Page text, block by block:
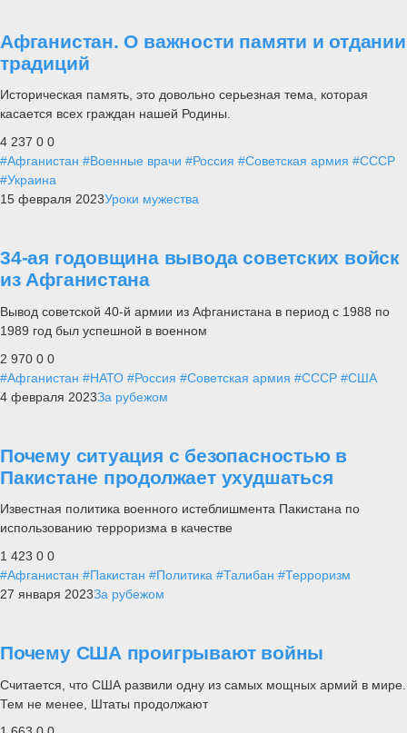
Афганистан. О важности памяти и отдании
традиций
Историческая память, это довольно серьезная тема, которая
касается всех граждан нашей Родины.
4 237 0 0
#Афганистан #Военные врачи #Россия #Советская армия #СССР
#Украина
15 февраля 2023Уроки мужества
34-ая годовщина вывода советских войск
из Афганистана
Вывод советской 40-й армии из Афганистана в период с 1988 по
1989 год был успешной в военном
2 970 0 0
#Афганистан #НАТО #Россия #Советская армия #СССР #США
4 февраля 2023За рубежом
Почему ситуация с безопасностью в
Пакистане продолжает ухудшаться
Известная политика военного истеблишмента Пакистана по
использованию терроризма в качестве
1 423 0 0
#Афганистан #Пакистан #Политика #Талибан #Терроризм
27 января 2023За рубежом
Почему США проигрывают войны
Считается, что США развили одну из самых мощных армий в мире.
Тем не менее, Штаты продолжают